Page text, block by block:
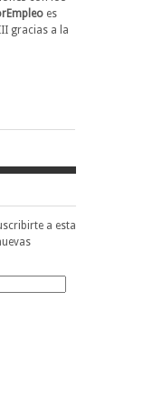
es
gracias a la
a esta